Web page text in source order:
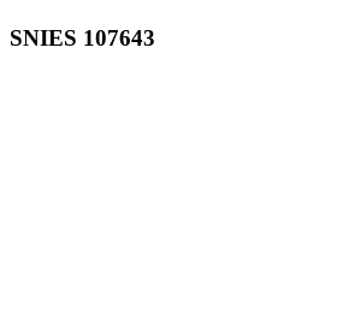
SNIES 107643